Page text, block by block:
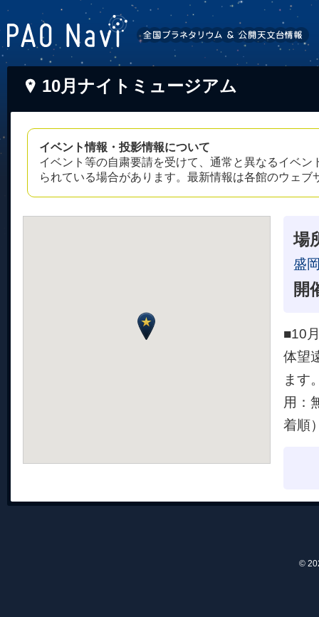
10月ナイトミュージアム
イベント情報・投影情報について
イベント等の自粛要請を受けて、通常と異なるイベ
られている場合があります。最新情報は各館のウェ
場
盛
開
■10
体望
ます
用：
着順
©